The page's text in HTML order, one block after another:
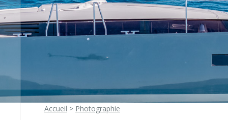
Accueil > Photographie